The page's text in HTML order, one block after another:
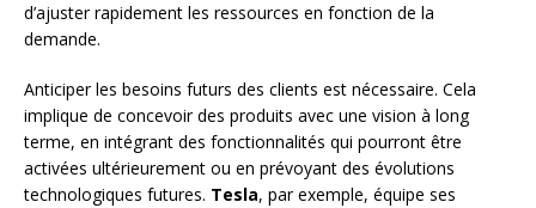
d’ajuster rapidement les ressources en fonction de la
demande.
Anticiper les besoins futurs des clients est nécessaire. Cela
implique de concevoir des produits avec une vision à long
terme, en intégrant des fonctionnalités qui pourront être
activées ultérieurement ou en prévoyant des évolutions
technologiques futures. Tesla, par exemple, équipe ses